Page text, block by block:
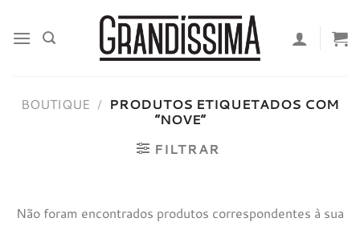
content
BOUTIQUE / PRODUTOS ETIQUETADOS COM
“NOVE”
FILTRAR
Não foram encontrados produtos correspondentes à sua